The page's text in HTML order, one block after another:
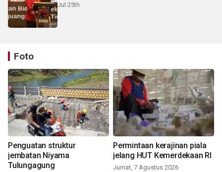
Jul 25th
Foto
Penguatan struktur
jembatan Niyama
Tulungagung
Permintaan kerajinan piala
jelang HUT Kemerdekaan RI
Jumat, 7 Agustus 2026